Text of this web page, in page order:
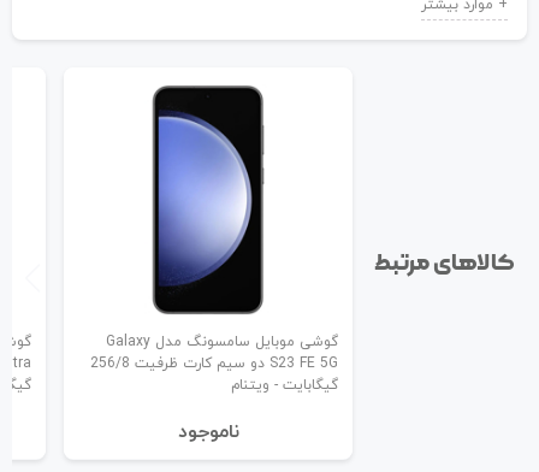
کالاهای مرتبط
گوشی موبایل سامسونگ مدل Galaxy
S23 FE 5G دو سیم کارت ظرفیت 256/8
گیگابایت - ویتنام
نا‌موجود